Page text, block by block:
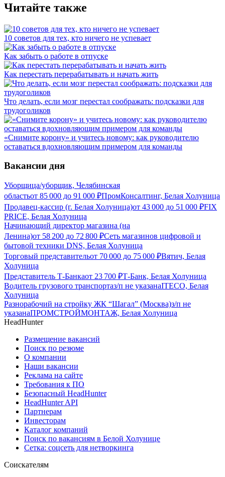
Читайте также
10 советов для тех, кто ничего не успевает
Как забыть о работе в отпуске
Как перестать перерабатывать и начать жить
Что делать, если мозг перестал соображать: подсказки для
трудоголиков
«Снимите корону» и учитесь новому: как руководителю
оставаться вдохновляющим примером для команды
Вакансии дня
Уборщица/уборщик, Челябинская
областьот 85 000 до 91 000 ₽ПромКонсалтинг, Белая Холуница
Продавец-кассир (г. Белая Холуница)от 43 000 до 51 000 ₽FIX
PRICE, Белая Холуница
Начинающий директор магазина (на
Ленина)от 58 200 до 72 800 ₽Сеть магазинов цифровой и
бытовой техники DNS, Белая Холуница
Торговый представительот 70 000 до 75 000 ₽Вятич, Белая
Холуница
Представитель Т-Банкаот 23 700 ₽Т-Банк, Белая Холуница
Водитель грузового транспортаз/п не указанаITECO, Белая
Холуница
Разнорабочий на стройку ЖК “Шагал” (Москва)з/п не
указанаПРОМСТРОЙМОНТАЖ, Белая Холуница
HeadHunter
Размещение вакансий
Поиск по резюме
О компании
Наши вакансии
Реклама на сайте
Требования к ПО
Безопасный HeadHunter
HeadHunter API
Партнерам
Инвесторам
Каталог компаний
Поиск по вакансиям в Белой Холунице
Сетка: соцсеть для нетворкинга
Соискателям